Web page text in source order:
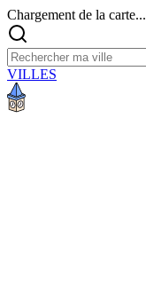
Chargement de la carte...
VILLES